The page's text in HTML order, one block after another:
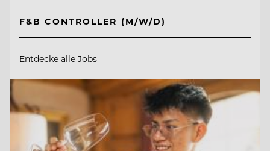
F&B CONTROLLER (M/W/D)
Entdecke alle Jobs